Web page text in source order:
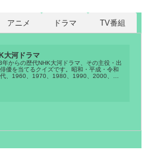
アニメ ドラマ TV番組
大河ドラマ
年からの歴代NHK大河ドラマ、その主役・出
優を当てるクイズです。昭和・平成・令和
、1960、1970、1980、1990、2000、